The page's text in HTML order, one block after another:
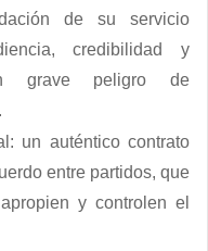
de su servicio
credibilidad y
grave peligro de
un auténtico contrato
entre partidos, que
y controlen el